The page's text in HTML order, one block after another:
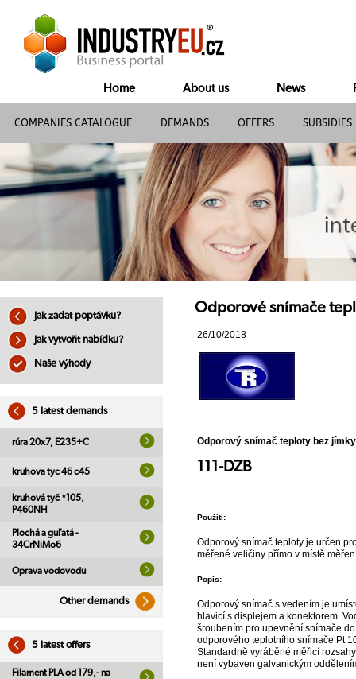
Home About us News
COMPANIES CATALOGUE DEMANDS OFFERS SUBSIDIES
Jak zadat poptávku?
Jak vytvořit nabídku?
Naše výhody
5 latest demands
rúra 20x7, E235+C
kruhova tyc 46 c45
kruhová tyč *105,
P460NH
Plochá a guľatá -
34CrNiMo6
Oprava vodovodu
Other demands
5 latest offers
Filament PLA od 179,- na
Odporové snímače
26/10/2018
Odporový snímač teploty bez
111-DZB
Použítí:
Odporový snímač teploty je určen
měřené veličiny přímo v místě
Popis:
Odporový snímač s vedením je
hlavicí s displejem a konektorem.
šroubením pro upevnění snímače
odporového teplotního snímače Pt
Standardně vyráběné měřicí
není vybaven galvanickým